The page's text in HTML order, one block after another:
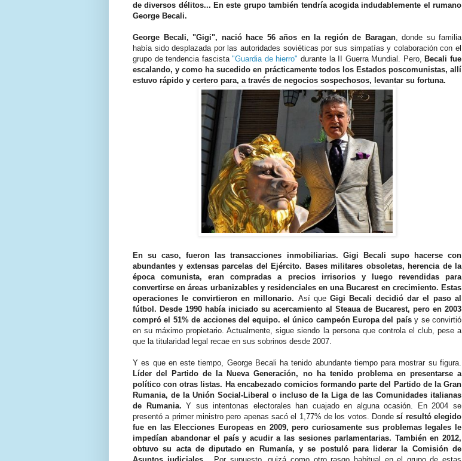
de diversos délitos... En este grupo también tendría acogida indudablemente el rumano
George Becali.
George Becali, "Gigi", nació hace 56 años en la región de Baragan, donde su familia
había sido desplazada por las autoridades soviéticas por sus simpatías y colaboración con el
grupo de tendencia fascista"Guardia de hierro" durante la II Guerra Mundial. Pero, Becali fue
escalando, y como ha sucedido en prácticamente todos los Estados poscomunistas, allí
estuvo rápido y certero para, a través de negocios sospechosos, levantar su fortuna.
En su caso, fueron las transacciones inmobiliarias. Gigi Becali supo hacerse con
abundantes y extensas parcelas del Ejército. Bases militares obsoletas, herencia de la
época comunista, eran compradas a precios irrisorios y luego revendidas para
convertirse en áreas urbanizables y residenciales en una Bucarest en crecimiento. Estas
operaciones le convirtieron en millonario. Así queGigi Becali decidió dar el paso al
fútbol. Desde 1990 había iniciado su acercamiento al Steaua de Bucarest, pero en 2003
compró el 51% de acciones del equipo. el único campeón Europa del paísy se convirtió
en su máximo propietario. Actualmente, sigue siendo la persona que controla el club, pese a
que la titularidad legal recae en sus sobrinos desde 2007.
Y es que en este tiempo, George Becali ha tenido abundante tiempo para mostrar su figura.
Líder del Partido de la Nueva Generación, no ha tenido problema en presentarse a
político con otras listas. Ha encabezado comicios formando parte del Partido de la Gran
Rumania, de la Unión Social-Liberal o incluso de la Liga de las Comunidades italianas
de Rumania. Y sus intentonas electorales han cuajado en alguna ocasión. En 2004 se
presentó a primer ministro pero apenas sacó el 1,77% de los votos. Dondesí resultó elegido
fue en las Elecciones Europeas en 2009, pero curiosamente sus problemas legales le
impedían abandonar el país y acudir a las sesiones parlamentarias. También en 2012,
obtuvo su acta de diputado en Rumanía, y se postuló para liderar la Comisión de